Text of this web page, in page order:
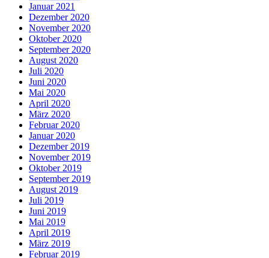
Januar 2021
Dezember 2020
November 2020
Oktober 2020
September 2020
August 2020
Juli 2020
Juni 2020
Mai 2020
April 2020
März 2020
Februar 2020
Januar 2020
Dezember 2019
November 2019
Oktober 2019
September 2019
August 2019
Juli 2019
Juni 2019
Mai 2019
April 2019
März 2019
Februar 2019